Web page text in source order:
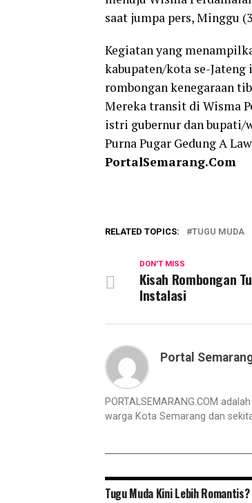
saat jumpa pers, Minggu
Kegiatan yang
kabupaten/kota se-Jateng
rombongan kenegaraan
Mereka transit di Wisma
istri gubernur dan bupati/
Purna Pugar Gedung A
PortalSemarang.Com
RELATED TOPICS: TUGU MUDA
DON'T MISS
Kisah Rombongan
Instalasi
Portal
PORTALSEMARANG.COM
warga Kota Semarang dan
Tugu Muda Kini Lebih Romantis?